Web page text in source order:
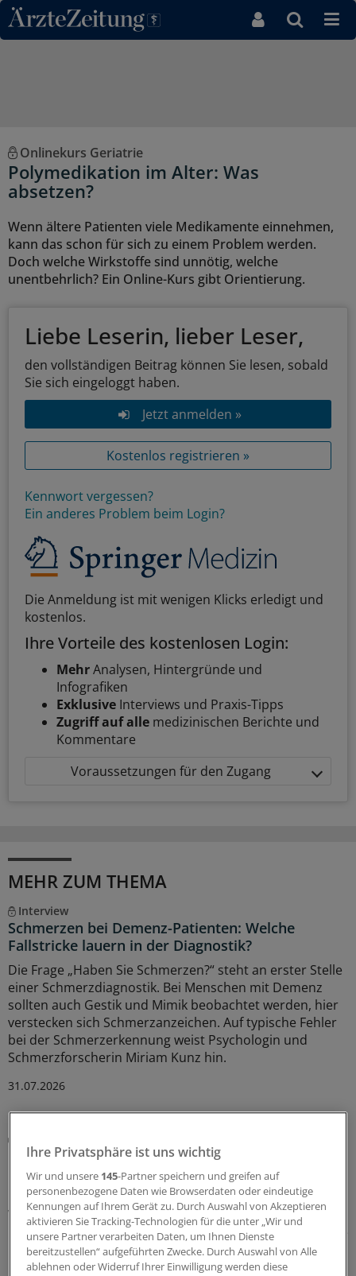
Direkt zum Inhaltsbereich
Onlinekurs Geriatrie
Polymedikation im Alter: Was
absetzen?
Wenn ältere Patienten viele Medikamente einnehmen,
kann das schon für sich zu einem Problem werden.
Doch welche Wirkstoffe sind unnötig, welche
unentbehrlich? Ein Online-Kurs gibt Orientierung.
Liebe Leserin, lieber Leser,
den vollständigen Beitrag können Sie lesen, sobald
Sie sich eingeloggt haben.
Jetzt anmelden »
Kostenlos registrieren »
Kennwort vergessen?
Ein anderes Problem beim Login?
Die Anmeldung ist mit wenigen Klicks erledigt und
kostenlos.
Ihre Vorteile des kostenlosen Login:
MehrAnalysen, Hintergründe und
Infografiken
Exklusive Interviews und Praxis-Tipps
Zugriff auf alle medizinischen Berichte und
Kommentare
Voraussetzungen für den Zugang
MEHR ZUM THEMA
Interview
Schmerzen bei Demenz-Patienten: Welche
Fallstricke lauern in der Diagnostik?
Die Frage „Haben Sie Schmerzen?“ steht an erster Stelle
einer Schmerzdiagnostik. Bei Menschen mit Demenz
sollten auch Gestik und Mimik beobachtet werden, hier
verstecken sich Schmerzanzeichen. Auf typische Fehler
bei der Schmerzerkennung weist Psychologin und
Schmerzforscherin Miriam Kunz hin.
31.07.2026
Harnverhalt und Zeichen eines Herzinfarkts im
EKG: Was dahinter steckte
Ein anschwellender Unterbauch, Probleme beim
Wasserlassen, eine Hyperkaliämie und ein
besorgniserregender Befund im EKG. Was diese Befunde
miteinander zu tun haben? Die Erklärung liefert ein
Fallbericht aus Dallas.
Ihre Privatsphäre ist uns wichtig
Wir und unsere 145-Partner speichern und greifen auf
personenbezogene Daten wie Browserdaten oder eindeutige
Kennungen auf Ihrem Gerät zu. Durch Auswahl von Akzeptieren
aktivieren Sie Tracking-Technologien für die unter „Wir und
unsere Partner verarbeiten Daten, um Ihnen Dienste
bereitzustellen“ aufgeführten Zwecke. Durch Auswahl von Alle
ablehnen oder Widerruf Ihrer Einwilligung werden diese